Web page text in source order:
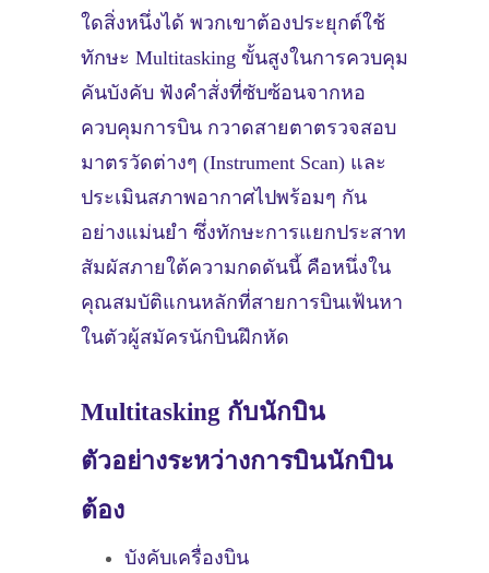
ใดสิ่งหนึ่งได้ พวกเขาต้องประยุกต์ใช้
ทักษะ Multitasking ขั้นสูงในการควบคุม
คันบังคับ ฟังคำสั่งที่ซับซ้อนจากหอ
ควบคุมการบิน กวาดสายตาตรวจสอบ
มาตรวัดต่างๆ (Instrument Scan) และ
ประเมินสภาพอากาศไปพร้อมๆ กัน
อย่างแม่นยำ ซึ่งทักษะการแยกประสาท
สัมผัสภายใต้ความกดดันนี้ คือหนึ่งใน
คุณสมบัติแกนหลักที่สายการบินเฟ้นหา
ในตัวผู้สมัครนักบินฝึกหัด
Multitasking กับนักบิน
ตัวอย่างระหว่างการบินนักบิน
ต้อง
บังคับเครื่องบิน